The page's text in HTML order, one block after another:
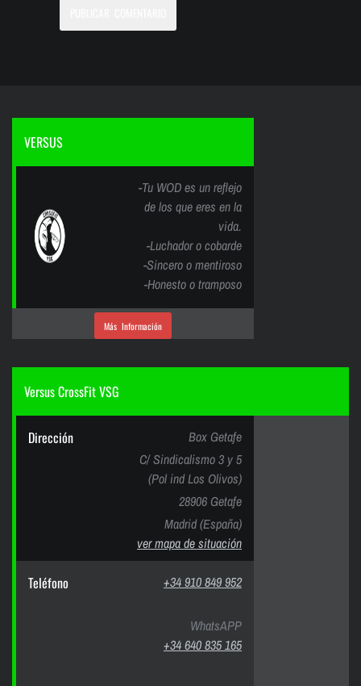
VERSUS
-Tu WOD es un reflejo
de los que eres en la
vida.
-Luchador o cobarde
-Sincero o mentiroso
-Honesto o tramposo
Más Información
Versus CrossFit VSG
Dirección
Box Getafe
C/ Sindicalismo 3 y 5
(Pol ind Los Olivos)
28906 Getafe
Madrid (España)
ver mapa de situación
Teléfono +34 910 849 952
WhatsAPP
+34 640 835 165